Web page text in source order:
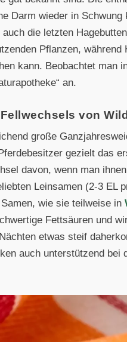
Darm wieder in
die letzten
Pflanzen,
kann. Beobachtet man
an.
von
große
gezielt das
davon, wenn man
Leinsamen (2-3 EL
wie sie teilweise in
Fettsäuren und
etwas steif
auch unterstützend bei